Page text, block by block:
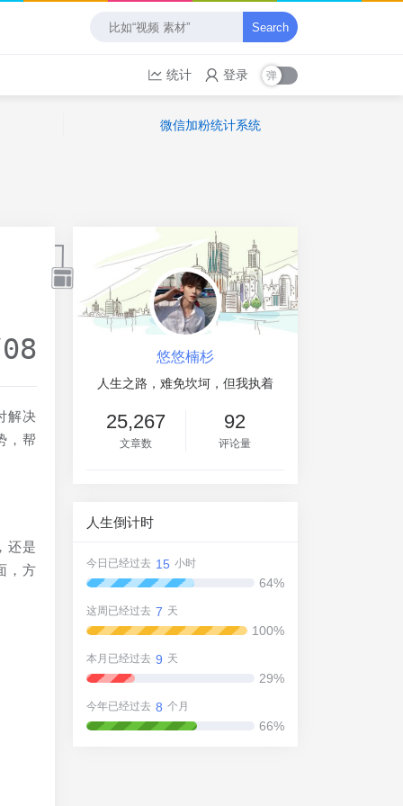
Search
统计 登录
微信加粉统计系统
解决
，帮
还是
，方
悠悠楠杉
人生之路，难免坎坷，但我执着
25,267
文章数
92
评论量
人生倒计时
今日已经过去 15 小时
64%
这周已经过去 7 天
100%
本月已经过去 9 天
29%
今年已经过去 8 个月
66%